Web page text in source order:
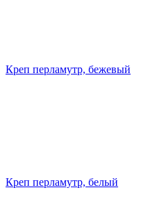
Креп перламутр, бежевый
Креп перламутр, белый